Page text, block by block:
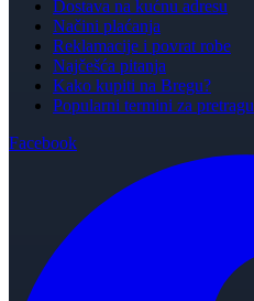
Dostava na kućnu adresu
Načini plaćanja
Reklamacije i povrat robe
Najčešća pitanja
Kako kupiti na Bregu?
Popularni termini za pretragu
Facebook